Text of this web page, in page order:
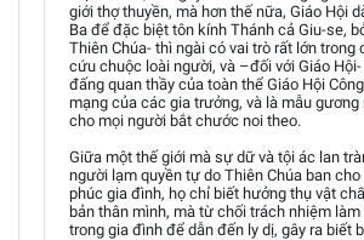
giới thợ thuyền, mà hơn thế nữa, Giáo Hội
Ba để đặc biệt tôn kính Thánh cả Giu-se,
Thiên Chúa- thì ngài có vai trò rất lớn trong
cứu chuộc loài người, và –đối với Giáo
đấng quan thầy của toàn thể Giáo Hội
mạng của các gia trưởng, và là mẫu
cho mọi người bắt chước noi theo.
Giữa một thế giới mà sự dữ và tội ác lan
người lạm quyền tự do Thiên Chúa ban
phúc gia đình, họ chỉ biết hưởng thụ vật
bản thân mình, mà từ chối trách nhiệm
trong gia đình để dẫn đến ly dị, gây ra biết